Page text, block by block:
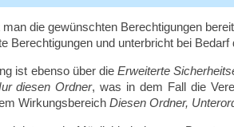
die gewünschten Berechtigungen
Berechtigungen und unterbricht bei
ist ebenso über die Erweiterte
diesen Ordner, was in dem Fall die
Wirkungsbereich Diesen Ordner,